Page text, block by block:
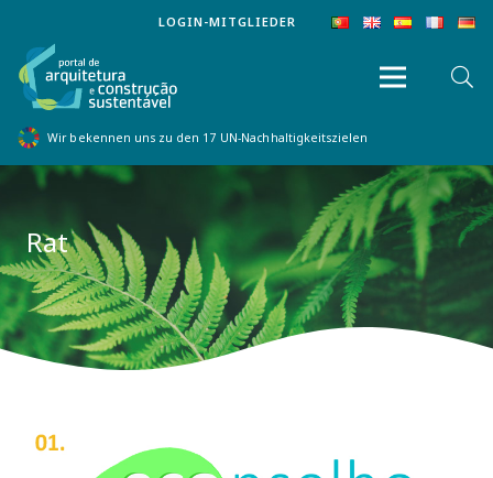
LOGIN-MITGLIEDER
Wir bekennen uns zu den 17 UN-Nachhaltigkeitszielen
Rat